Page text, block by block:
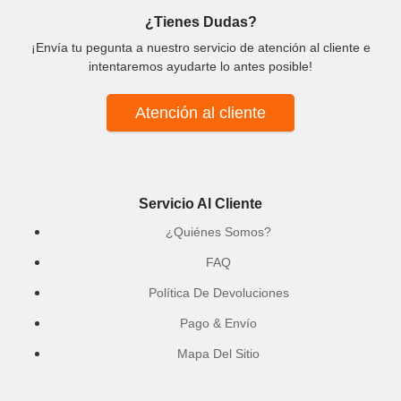
¿Tienes Dudas?
¡Envía tu pegunta a nuestro servicio de atención al cliente e
intentaremos ayudarte lo antes posible!
Atención al cliente
Servicio Al Cliente
¿Quiénes Somos?
FAQ
Política De Devoluciones
Pago & Envío
Mapa Del Sitio